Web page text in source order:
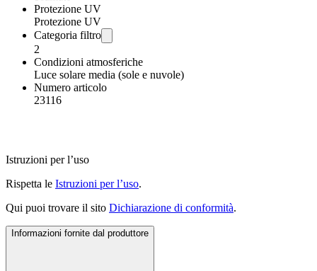
Protezione UV
Protezione UV
Categoria filtro
2
Condizioni atmosferiche
Luce solare media (sole e nuvole)
Numero articolo
23116
Istruzioni per l’uso
Rispetta le Istruzioni per l’uso.
Qui puoi trovare il sito Dichiarazione di conformità.
Informazioni fornite dal produttore